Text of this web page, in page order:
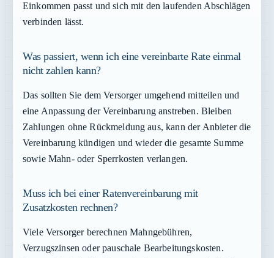
Einkommen passt und sich mit den laufenden Abschlägen
verbinden lässt.
Was passiert, wenn ich eine vereinbarte Rate einmal
nicht zahlen kann?
Das sollten Sie dem Versorger umgehend mitteilen und
eine Anpassung der Vereinbarung anstreben. Bleiben
Zahlungen ohne Rückmeldung aus, kann der Anbieter die
Vereinbarung kündigen und wieder die gesamte Summe
sowie Mahn- oder Sperrkosten verlangen.
Muss ich bei einer Ratenvereinbarung mit
Zusatzkosten rechnen?
Viele Versorger berechnen Mahngebühren,
Verzugszinsen oder pauschale Bearbeitungskosten.